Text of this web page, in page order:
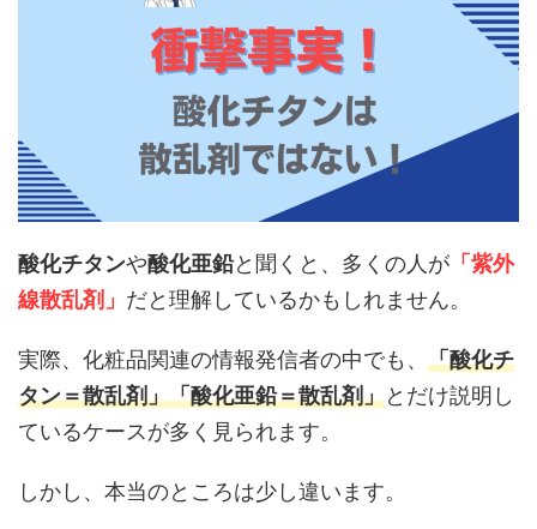
酸化チタンや酸化亜鉛と聞くと、多くの人が 「紫外
線散乱剤」 だと理解しているかもしれません。
実際、化粧品関連の情報発信者の中でも、 「酸化チ
タン＝散乱剤」「酸化亜鉛＝散乱剤」とだけ説明し
ているケースが多く見られます。
しかし、本当のところは少し違います。